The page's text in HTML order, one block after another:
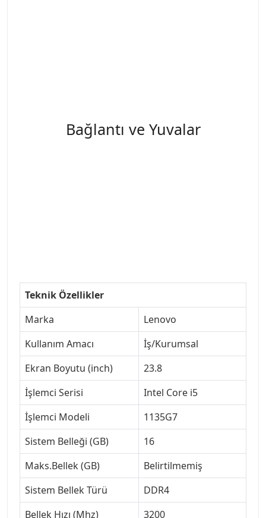
Bağlantı ve Yuvalar
Teknik Özellikler
Marka
Lenovo
Kullanım Amacı
İş/Kurumsal
Ekran Boyutu (inch)
23.8
İşlemci Serisi
Intel Core i5
İşlemci Modeli
1135G7
Sistem Belleği (GB)
16
Maks.Bellek (GB)
Belirtilmemiş
Sistem Bellek Türü
DDR4
Bellek Hızı (Mhz)
3200